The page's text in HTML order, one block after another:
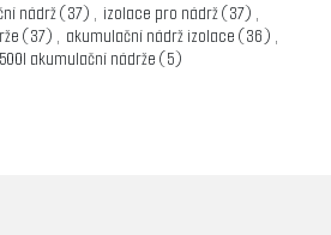
nádrž(37) , izolace pro nádrž(37) ,
(37) , akumulační nádrž izolace (36) ,
akumulační nádrže (5)